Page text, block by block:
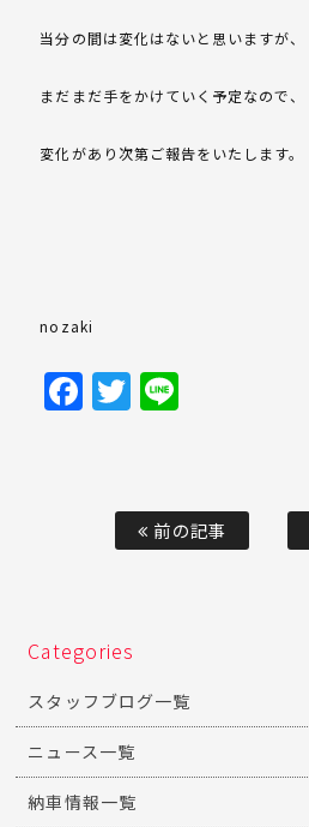
当分の間は変化はないと思いますが、
まだまだ手をかけていく予定なので、
変化があり次第ご報告をいたします。
nozaki
Facebook
Twitter
前の記事
Categories
スタッフブログ一覧
ニュース一覧
納車情報一覧